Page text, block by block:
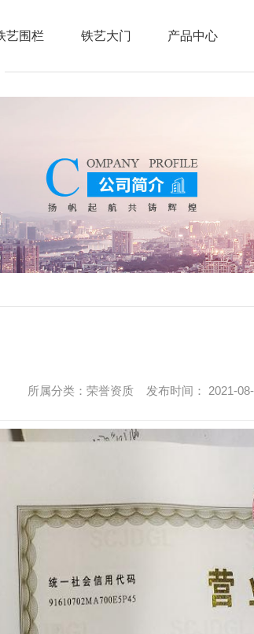
艺围栏 铁艺大门 产品中心
所属分类：荣誉资质 发布时间： 2021-